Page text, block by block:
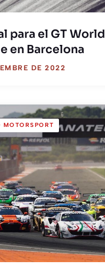
para el GT World
en Barcelona
DE 2022